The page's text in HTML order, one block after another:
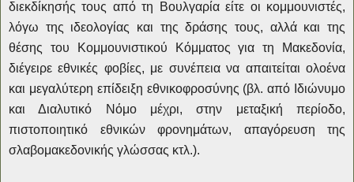
διεκδίκησής τους από τη Βουλγαρία είτε οι κομμουνιστές,
λόγω της ιδεολογίας και της δράσης τους, αλλά και της
θέσης του Κομμουνιστικού Κόμματος για τη Μακεδονία,
διέγειρε εθνικές φοβίες, με συνέπεια να απαιτείται ολοένα
και μεγαλύτερη επίδειξη εθνικοφροσύνης (βλ. από Ιδιώνυμο
και Διαλυτικό Νόμο μέχρι, στην μεταξική περίοδο,
πιστοποιητικό εθνικών φρονημάτων, απαγόρευση της
σλαβομακεδονικής γλώσσας κτλ.).